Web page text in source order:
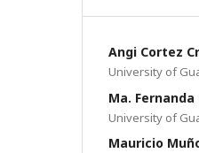
Angi Cortez
University of
Ma.
University of
Mauricio